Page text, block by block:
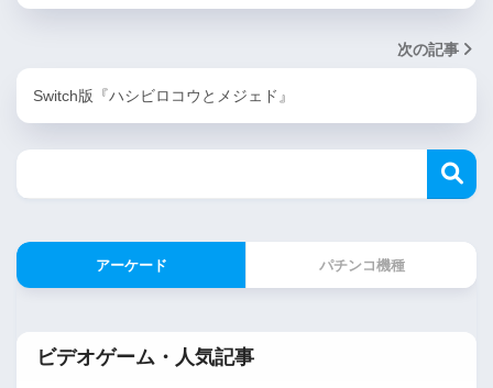
次の記事
Switch版『ハシビロコウとメジェド』
アーケード パチンコ機種
ビデオゲーム・人気記事